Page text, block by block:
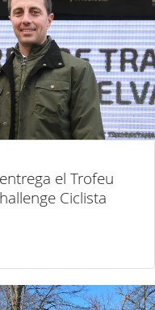
el Trofeu
Ciclista